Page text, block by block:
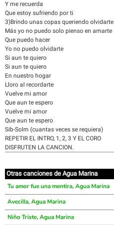
Y me recuerda
Que estoy sufriendo por ti
3)Brindo unas copas queriendo olvidarte
Más yo no puedo solo pienso en amarte
Que puedo hacer
Yo no puedo olvidarte
Si aun te quiero
Si aun te quiero
En nuestro hogar
Lloro al recordarte
Vuelve mi amor
Que aun te espero
Vuelve mi amor
Que aun te espero
Sib-Solm (cuantas veces se requiera)
REPETIR EL INTRO, 1, 2, 3 Y EL CORO
DISFRUTEN LA CANCION.
Otras canciones de Agua Marina
Tu amor fue una mentira, Agua Marina
Avecilla, Agua Marina
Niño Triste, Agua Marina